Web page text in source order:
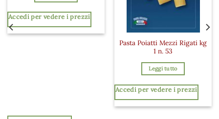
Accedi per vedere i prezzi
Pasta Poiatti Mezzi Rigati kg
1 n. 53
Leggi tutto
Accedi per vedere i prezzi